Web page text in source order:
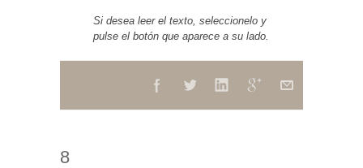
Si desea leer el texto, seleccionelo y
pulse el botón que aparece a su lado.
8